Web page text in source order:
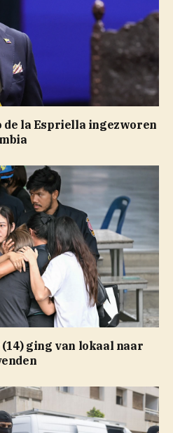
la Espriella ingezworen
ging van lokaal naar